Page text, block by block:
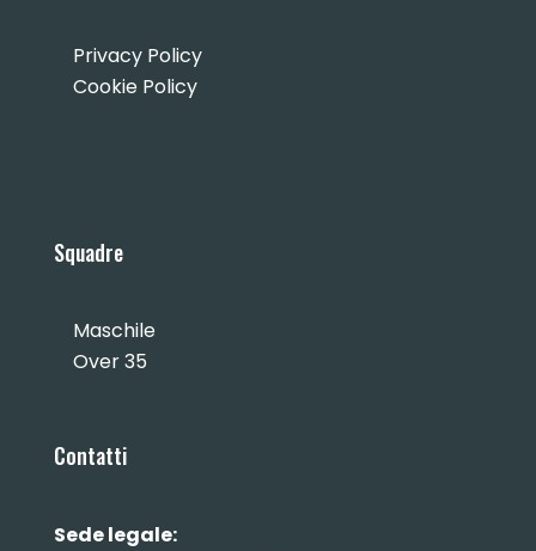
Privacy Policy
Cookie Policy
Squadre
Maschile
Over 35
Contatti
Sede legale: